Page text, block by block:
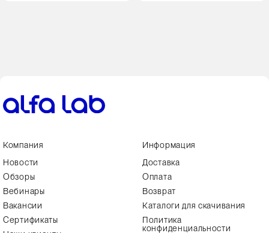
Компания
Новости
Обзоры
Вебинары
Вакансии
Сертификаты
Информация
Доставка
Оплата
Возврат
Каталоги для скачивания
Политика
конфиденциальности